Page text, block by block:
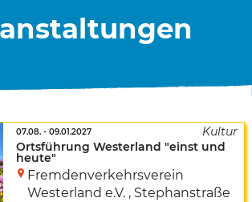
07.08. - 09.01.2027
Ortsführung Westerland "einst und
heute"
Fremdenverkehrsverein
Westerland e.V. , Stephanstraße